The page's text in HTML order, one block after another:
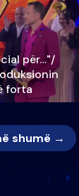
për…"/
forta
shumë →